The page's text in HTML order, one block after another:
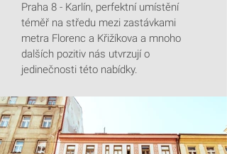
Praha 8 - Karlín, perfektní umístění
téměř na středu mezi zastávkami
metra Florenc a Křižíkova a mnoho
dalších pozitiv nás utvrzují o
jedinečnosti této nabídky.